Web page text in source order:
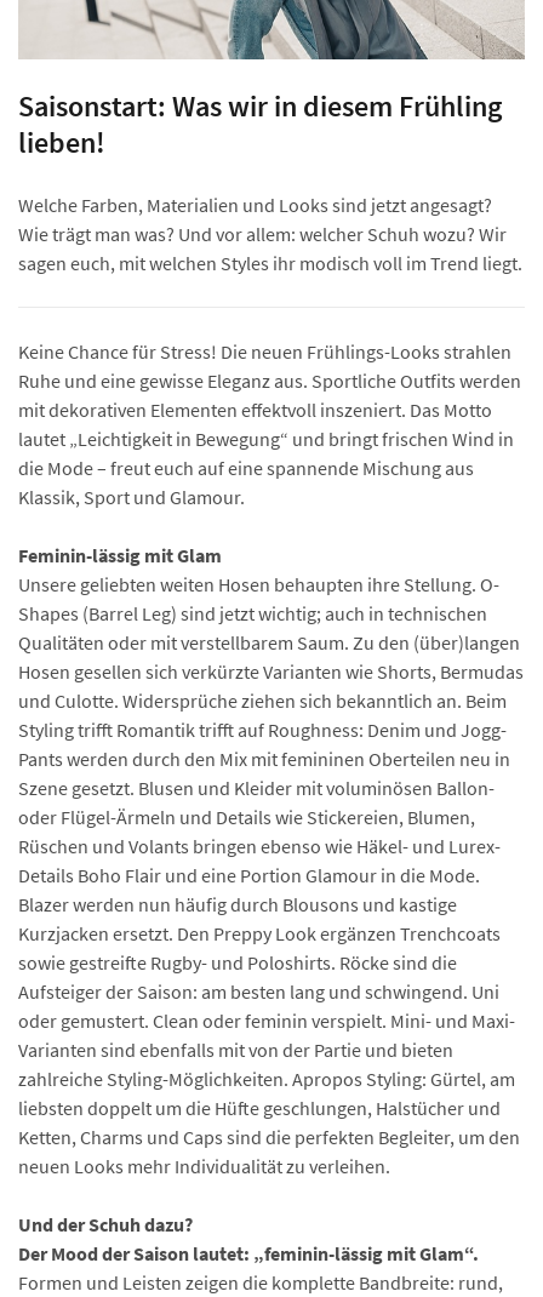
Saisonstart: Was wir in diesem Frühling
lieben!
Welche Farben, Materialien und Looks sind jetzt angesagt?
Wie trägt man was? Und vor allem: welcher Schuh wozu? Wir
sagen euch, mit welchen Styles ihr modisch voll im Trend liegt.
Keine Chance für Stress! Die neuen Frühlings-Looks strahlen
Ruhe und eine gewisse Eleganz aus. Sportliche Outfits werden
mit dekorativen Elementen effektvoll inszeniert. Das Motto
lautet „Leichtigkeit in Bewegung“ und bringt frischen Wind in
die Mode – freut euch auf eine spannende Mischung aus
Klassik, Sport und Glamour.
Feminin-lässig mit Glam
Unsere geliebten weiten Hosen behaupten ihre Stellung. O-
Shapes (Barrel Leg) sind jetzt wichtig; auch in technischen
Qualitäten oder mit verstellbarem Saum. Zu den (über)langen
Hosen gesellen sich verkürzte Varianten wie Shorts, Bermudas
und Culotte. Widersprüche ziehen sich bekanntlich an. Beim
Styling trifft Romantik trifft auf Roughness: Denim und Jogg-
Pants werden durch den Mix mit femininen Oberteilen neu in
Szene gesetzt. Blusen und Kleider mit voluminösen Ballon-
oder Flügel-Ärmeln und Details wie Stickereien, Blumen,
Rüschen und Volants bringen ebenso wie Häkel- und Lurex-
Details Boho Flair und eine Portion Glamour in die Mode.
Blazer werden nun häufig durch Blousons und kastige
Kurzjacken ersetzt. Den Preppy Look ergänzen Trenchcoats
sowie gestreifte Rugby- und Poloshirts. Röcke sind die
Aufsteiger der Saison: am besten lang und schwingend. Uni
oder gemustert. Clean oder feminin verspielt. Mini- und Maxi-
Varianten sind ebenfalls mit von der Partie und bieten
zahlreiche Styling-Möglichkeiten. Apropos Styling: Gürtel, am
liebsten doppelt um die Hüfte geschlungen, Halstücher und
Ketten, Charms und Caps sind die perfekten Begleiter, um den
neuen Looks mehr Individualität zu verleihen.
Und der Schuh dazu?
Der Mood der Saison lautet: „feminin-lässig mit Glam“.
Formen und Leisten zeigen die komplette Bandbreite: rund,